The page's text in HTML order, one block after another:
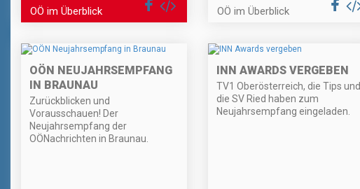
OÖ im Überblick OÖ im Überblick
OÖN NEUJAHRSEMPFANG
IN BRAUNAU
Zurückblicken und
Vorausschauen! Der
Neujahrsempfang der
OÖNachrichten in Braunau.
INN AWARDS VERGEBEN
TV1 Oberösterreich, die Tips und
die SV Ried haben zum
Neujahrsempfang eingeladen.